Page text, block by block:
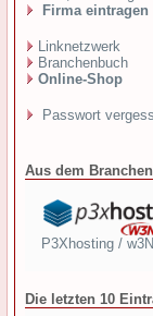
Firma eintragen
Linknetzwerk
Branchenbuch
Online-Shop
Passwort
Aus dem
P3Xhosting /
Die letzten 10